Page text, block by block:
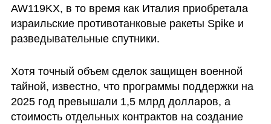
AW119KX, в то время как Италия приобретала
израильские противотанковые ракеты Spike и
разведывательные спутники.
Хотя точный объем сделок защищен военной
тайной, известно, что программы поддержки на
2025 год превышали 1,5 млрд долларов, а
стоимость отдельных контрактов на создание